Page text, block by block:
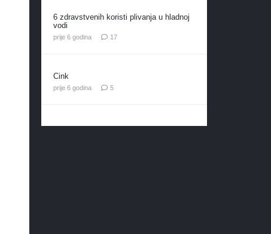
6 zdravstvenih koristi plivanja u hladnoj
vodi
prije 6 godina 17komentara
Cink
prije 6 godina 5komentara